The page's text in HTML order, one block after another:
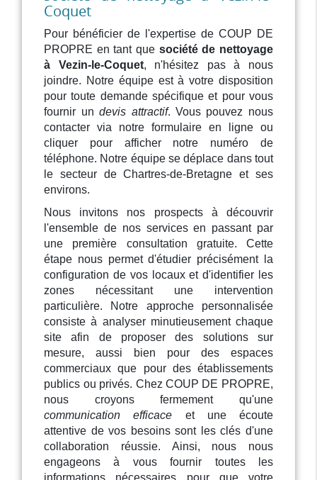
Coquet
Pour bénéficier de l'expertise de COUP DE
PROPRE en tant que société de nettoyage
à Vezin-le-Coquet, n'hésitez pas à nous
joindre. Notre équipe est à votre disposition
pour toute demande spécifique et pour vous
fournir undevis attractif. Vous pouvez nous
contacter via notre formulaire en ligne ou
cliquer pour afficher notre numéro de
téléphone. Notre équipe se déplace dans tout
le secteur de Chartres-de-Bretagne et ses
environs.
Nous invitons nos prospects à découvrir
l'ensemble de nos services en passant par
une première consultation gratuite. Cette
étape nous permet d'étudier précisément la
configuration de vos locaux et d'identifier les
zones nécessitant une intervention
particulière. Notre approche personnalisée
consiste à analyser minutieusement chaque
site afin de proposer des solutions sur
mesure, aussi bien pour des espaces
commerciaux que pour des établissements
publics ou privés. Chez COUP DE PROPRE,
nous croyons fermement qu'une
communication efficace et une écoute
attentive de vos besoins sont les clés d'une
collaboration réussie. Ainsi, nous nous
engageons à vous fournir toutes les